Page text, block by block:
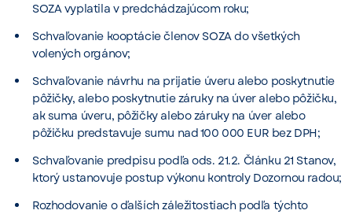
SOZA vyplatila v predchádzajúcom roku;
Schvaľovanie kooptácie členov SOZA do všetkých
volených orgánov;
Schvaľovanie návrhu na prijatie úveru alebo poskytnutie
pôžičky, alebo poskytnutie záruky na úver alebo pôžičku,
ak suma úveru, pôžičky alebo záruky na úver alebo
pôžičku predstavuje sumu nad 100 000 EUR bez DPH;
Schvaľovanie predpisu podľa ods. 21.2. Článku 21 Stanov,
ktorý ustanovuje postup výkonu kontroly Dozornou radou;
Rozhodovanie o ďalších záležitostiach podľa týchto